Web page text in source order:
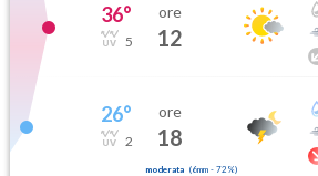
36°
5
ore
12
26°
2
ore
18
moderata (6mm- 72 %)